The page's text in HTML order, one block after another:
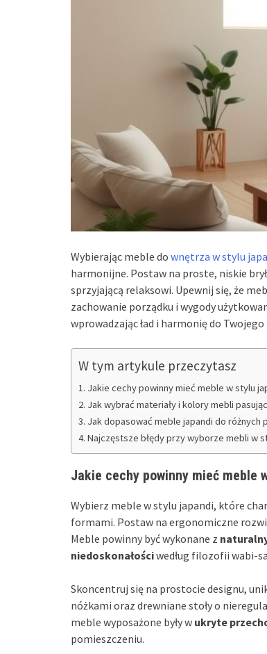
Wybierając meble do wnętrza w stylu
harmonijne. Postaw na proste, niskie
sprzyjającą relaksowi. Upewnij się, że
zachowanie porządku i wygody
wprowadzając ład i harmonię do Twojego
W tym artykule przeczytasz
Jakie cechy powinny mieć meble w stylu
Jak wybrać materiały i kolory mebli
Jak dopasować meble japandi do różnych
Najczęstsze błędy przy wyborze mebli w
Jakie cechy powinny mieć meble
Wybierz meble w stylu japandi, które
formami. Postaw na ergonomiczne
Meble powinny być wykonane z
niedoskonałościwedług filozofii wabi-
Skoncentruj się na prostocie designu,
nóżkami oraz drewniane stoły o
meble wyposażone były w ukryte
pomieszczeniu.